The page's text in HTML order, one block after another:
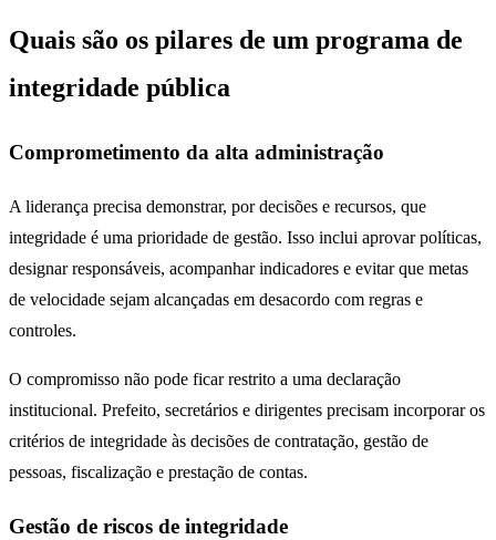
Quais são os pilares de um programa de
integridade pública
Comprometimento da alta administração
A liderança precisa demonstrar, por decisões e recursos, que
integridade é uma prioridade de gestão. Isso inclui aprovar políticas,
designar responsáveis, acompanhar indicadores e evitar que metas
de velocidade sejam alcançadas em desacordo com regras e
controles.
O compromisso não pode ficar restrito a uma declaração
institucional. Prefeito, secretários e dirigentes precisam incorporar os
critérios de integridade às decisões de contratação, gestão de
pessoas, fiscalização e prestação de contas.
Gestão de riscos de integridade